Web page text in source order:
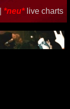
*neu* live charts